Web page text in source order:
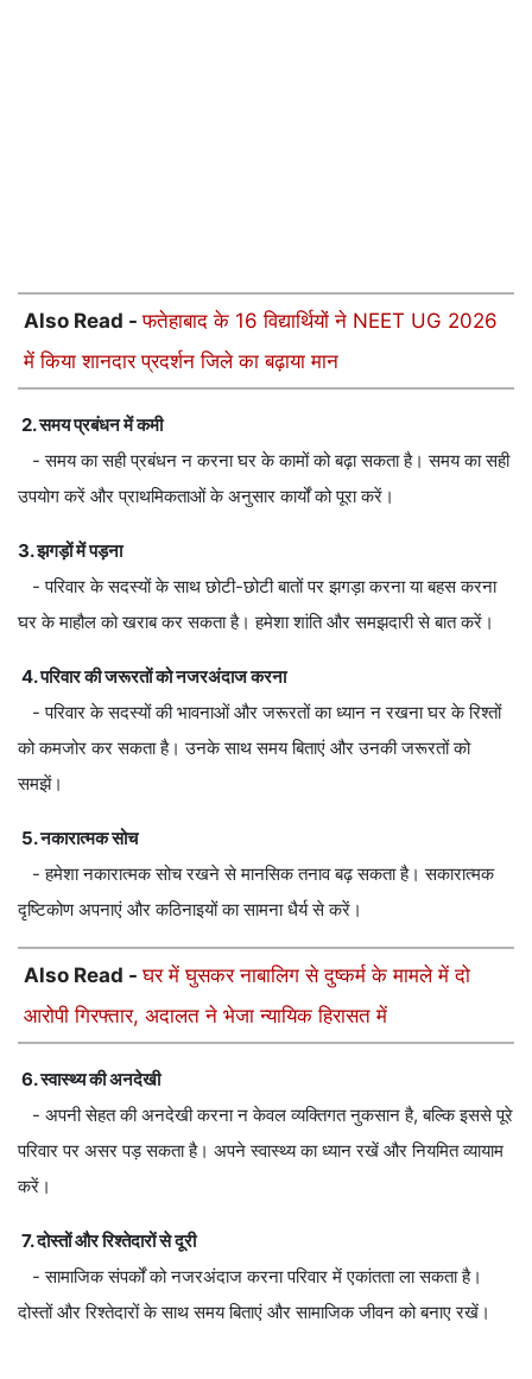
Also Read -फतेहाबाद के 16 विद्यार्थियों ने NEET UG 2026
में किया शानदार प्रदर्शन जिले का बढ़ाया मान
2. समय प्रबंधन में कमी
- समय का सही प्रबंधन न करना घर के कामों को बढ़ा सकता है। समय का सही
उपयोग करें और प्राथमिकताओं के अनुसार कार्यों को पूरा करें।
3. झगड़ों में पड़ना
- परिवार के सदस्यों के साथ छोटी-छोटी बातों पर झगड़ा करना या बहस करना
घर के माहौल को खराब कर सकता है। हमेशा शांति और समझदारी से बात करें।
4. परिवार की जरूरतों को नजरअंदाज करना
- परिवार के सदस्यों की भावनाओं और जरूरतों का ध्यान न रखना घर के रिश्तों
को कमजोर कर सकता है। उनके साथ समय बिताएं और उनकी जरूरतों को
समझें।
5. नकारात्मक सोच
- हमेशा नकारात्मक सोच रखने से मानसिक तनाव बढ़ सकता है। सकारात्मक
दृष्टिकोण अपनाएं और कठिनाइयों का सामना धैर्य से करें।
Also Read -घर में घुसकर नाबालिग से दुष्कर्म के मामले में दो
आरोपी गिरफ्तार, अदालत ने भेजा न्यायिक हिरासत में
6. स्वास्थ्य की अनदेखी
- अपनी सेहत की अनदेखी करना न केवल व्यक्तिगत नुकसान है, बल्कि इससे पूरे
परिवार पर असर पड़ सकता है। अपने स्वास्थ्य का ध्यान रखें और नियमित व्यायाम
करें।
7. दोस्तों और रिश्तेदारों से दूरी
- सामाजिक संपर्कों को नजरअंदाज करना परिवार में एकांतता ला सकता है।
दोस्तों और रिश्तेदारों के साथ समय बिताएं और सामाजिक जीवन को बनाए रखें।